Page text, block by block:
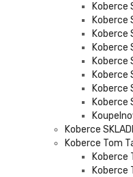
Koberce
Koberce
Koberce
Koberce
Koberce
Koberce
Koberce
Koberce
Koberce
Koberce Tom
Koberce
Koberce